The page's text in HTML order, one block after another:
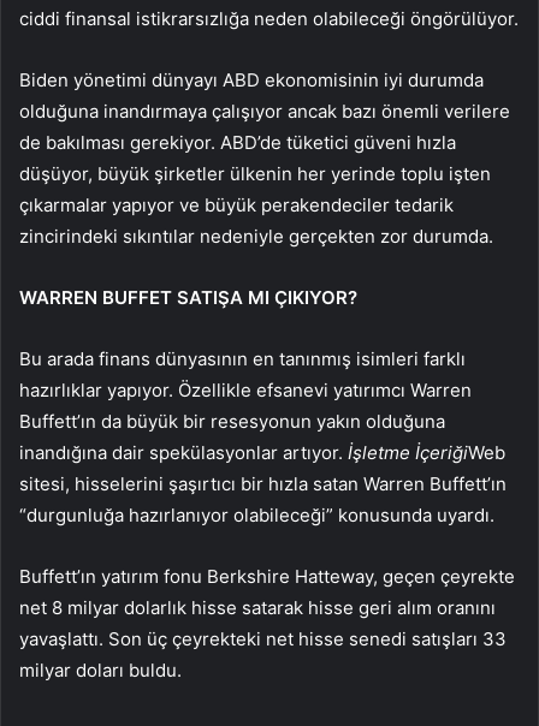
ciddi finansal istikrarsızlığa neden olabileceği öngörülüyor.
Biden yönetimi dünyayı ABD ekonomisinin iyi durumda
olduğuna inandırmaya çalışıyor ancak bazı önemli verilere
de bakılması gerekiyor. ABD’de tüketici güveni hızla
düşüyor, büyük şirketler ülkenin her yerinde toplu işten
çıkarmalar yapıyor ve büyük perakendeciler tedarik
zincirindeki sıkıntılar nedeniyle gerçekten zor durumda.
WARREN BUFFET SATIŞA MI ÇIKIYOR?
Bu arada finans dünyasının en tanınmış isimleri farklı
hazırlıklar yapıyor. Özellikle efsanevi yatırımcı Warren
Buffett’ın da büyük bir resesyonun yakın olduğuna
inandığına dair spekülasyonlar artıyor. İşletme İçeriğiWeb
sitesi, hisselerini şaşırtıcı bir hızla satan Warren Buffett’ın
“durgunluğa hazırlanıyor olabileceği” konusunda uyardı.
Buffett’ın yatırım fonu Berkshire Hatteway, geçen çeyrekte
net 8 milyar dolarlık hisse satarak hisse geri alım oranını
yavaşlattı. Son üç çeyrekteki net hisse senedi satışları 33
milyar doları buldu.